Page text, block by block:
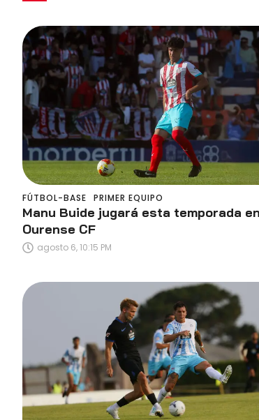
FÚTBOL-BASE PRIMER EQUIPO
Manu Buide jugará esta temporada
Ourense CF
agosto 6, 10:15 PM